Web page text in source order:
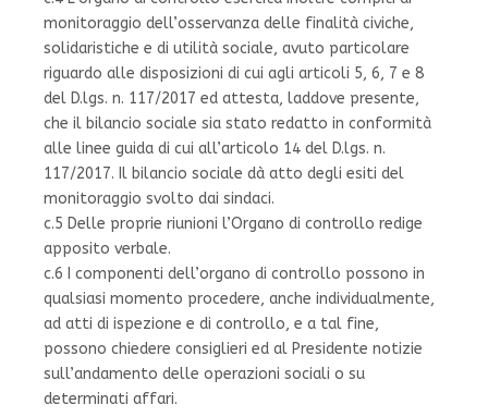
monitoraggio dell’osservanza delle finalità civiche,
solidaristiche e di utilità sociale, avuto particolare
riguardo alle disposizioni di cui agli articoli 5, 6, 7 e 8
del D.lgs. n. 117/2017 ed attesta, laddove presente,
che il bilancio sociale sia stato redatto in conformità
alle linee guida di cui all’articolo 14 del D.lgs. n.
117/2017. Il bilancio sociale dà atto degli esiti del
monitoraggio svolto dai sindaci.
c.5 Delle proprie riunioni l’Organo di controllo redige
apposito verbale.
c.6 I componenti dell’organo di controllo possono in
qualsiasi momento procedere, anche individualmente,
ad atti di ispezione e di controllo, e a tal fine,
possono chiedere consiglieri ed al Presidente notizie
sull’andamento delle operazioni sociali o su
determinati affari.